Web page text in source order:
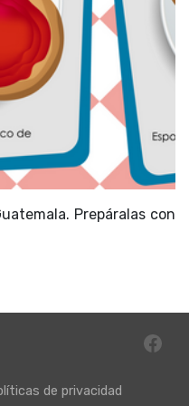
Prepáralas con
de privacidad